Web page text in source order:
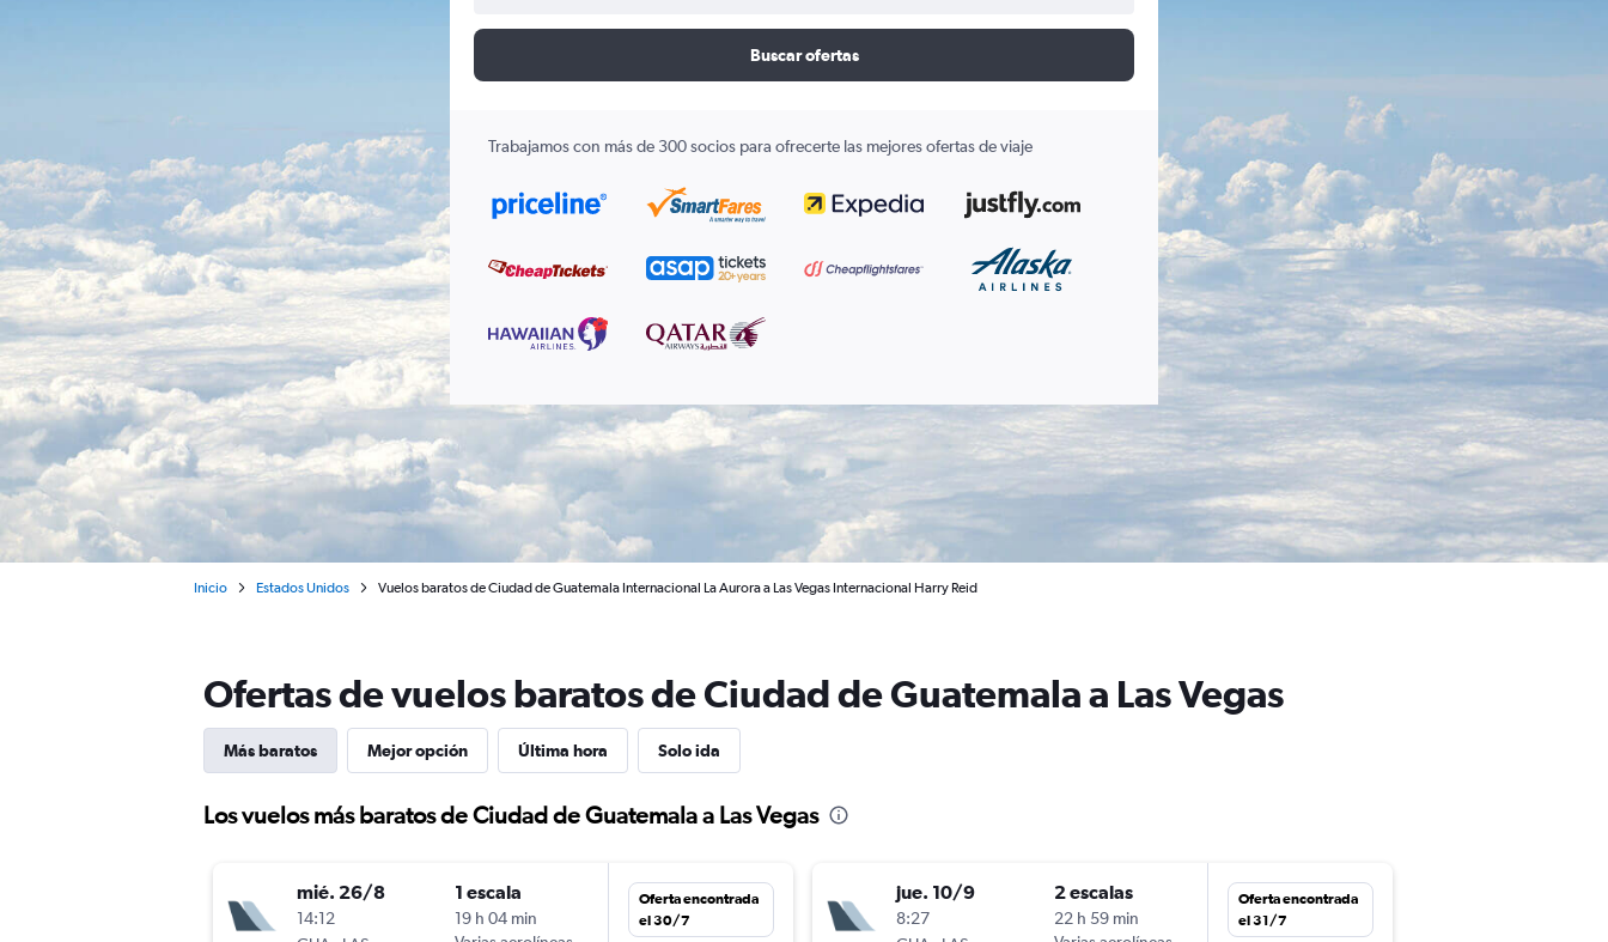
Buscar ofertas
Trabajamos con más de 300 socios para ofrecerte las mejores ofertas de viaje
Inicio Estados Unidos Vuelos baratos de Ciudad de Guatemala Internacional La Aurora a Las Vegas Internacional Harry Reid
Ofertas de vuelos baratos de Ciudad de Guatemala a Las Vegas
Más baratos Mejor opción Última hora Solo ida
Los vuelos más baratos de Ciudad de Guatemala a Las Vegas
mié. 26/8
14:12
1 escala
19 h 04 min
Oferta encontrada
el 30/7
jue. 10/9
8:27
2 escalas
22 h 59 min
Oferta encontrada
el 31/7